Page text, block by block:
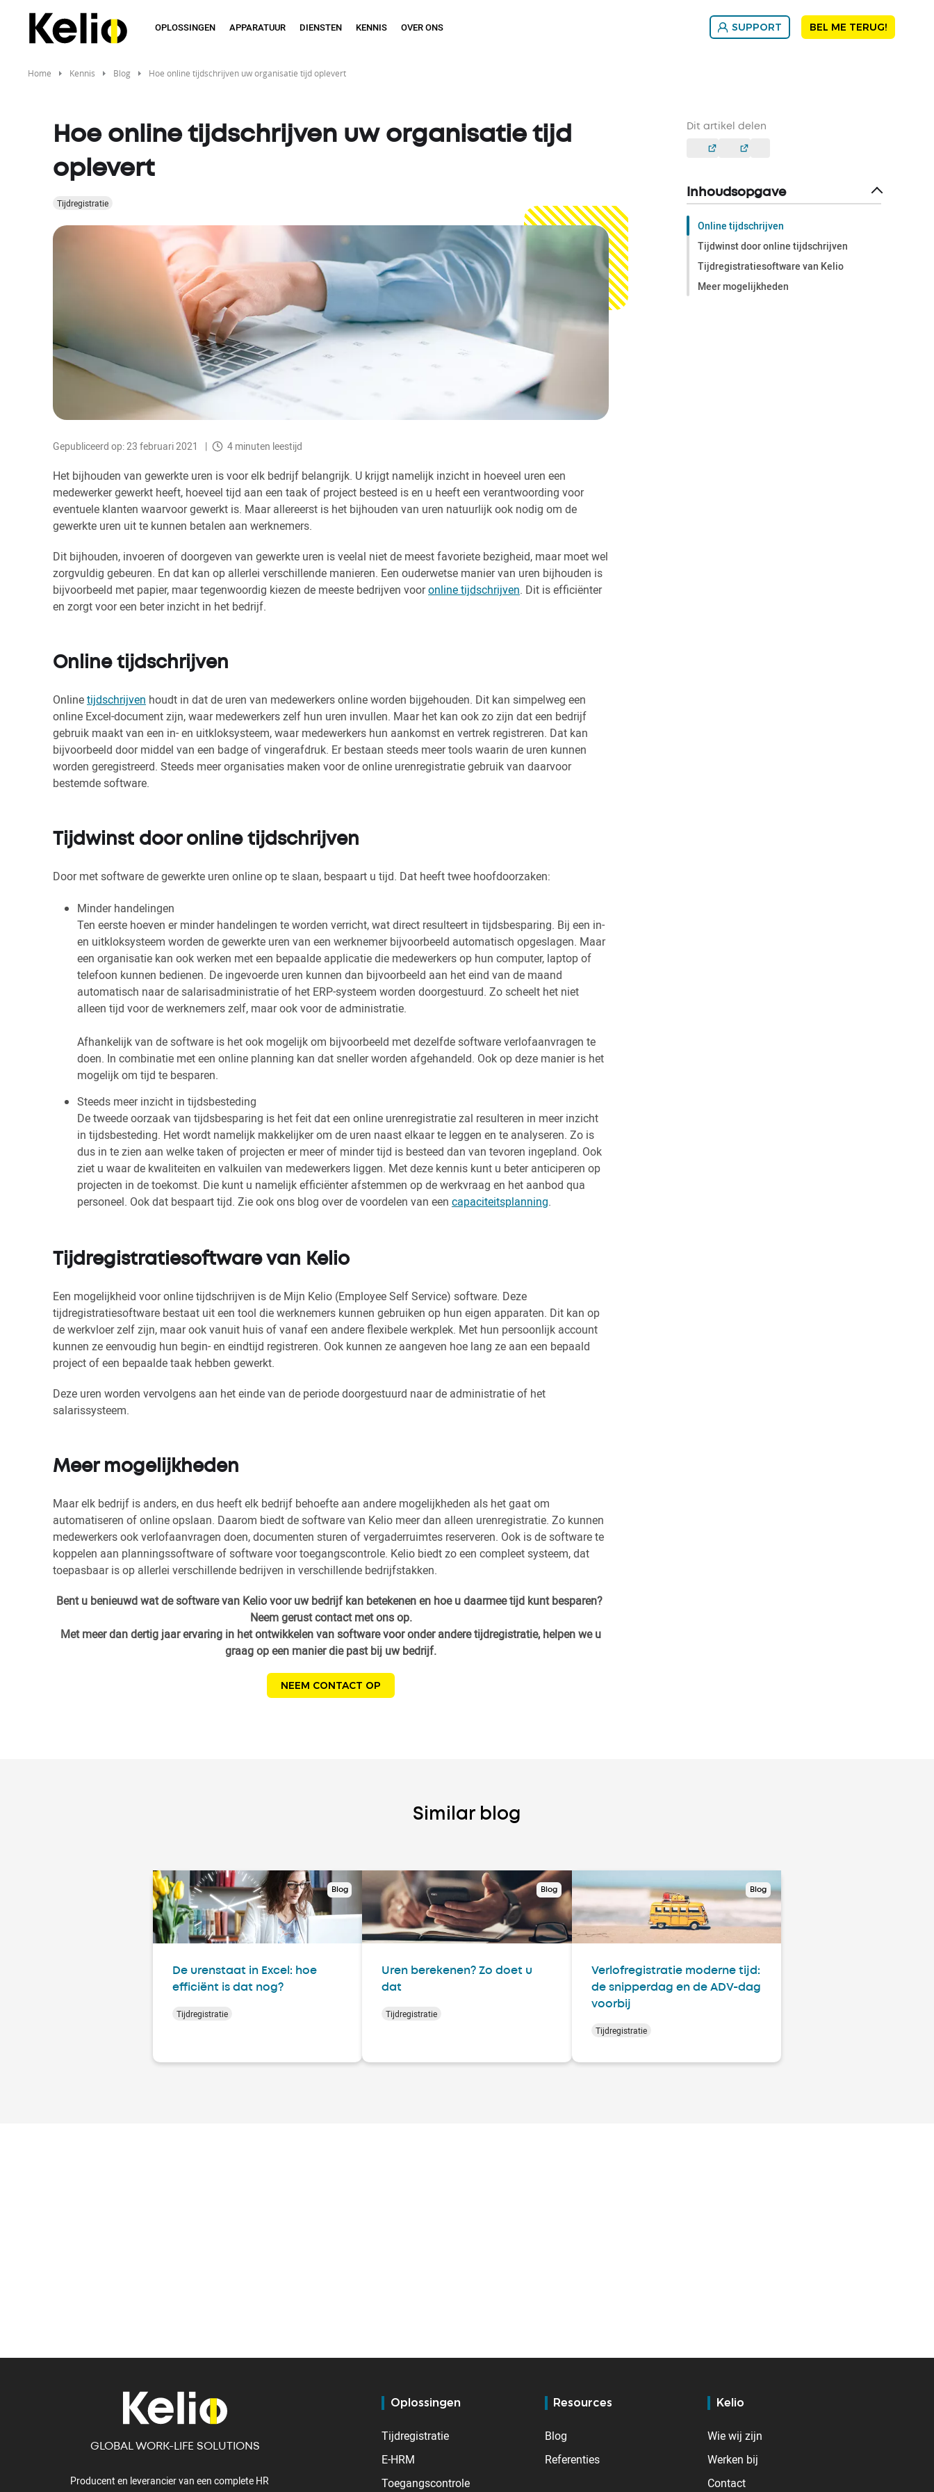
inhoud
OPLOSSINGEN APPARATUUR DIENSTEN KENNIS OVER ONS SUPPORT BEL ME TERUG!
Home Kennis Blog Hoe online tijdschrijven uw organisatie tijd oplevert
Hoe online tijdschrijven uw organisatie tijd
oplevert
Tijdregistratie
Gepubliceerd op: 23 februari 2021 4 minuten leestijd
Het bijhouden van gewerkte uren is voor elk bedrijf belangrijk. U krijgt namelijk inzicht in hoeveel uren een
medewerker gewerkt heeft, hoeveel tijd aan een taak of project besteed is en u heeft een verantwoording voor
eventuele klanten waarvoor gewerkt is. Maar allereerst is het bijhouden van uren natuurlijk ook nodig om de
gewerkte uren uit te kunnen betalen aan werknemers.
Dit bijhouden, invoeren of doorgeven van gewerkte uren is veelal niet de meest favoriete bezigheid, maar moet wel
zorgvuldig gebeuren. En dat kan op allerlei verschillende manieren. Een ouderwetse manier van uren bijhouden is
bijvoorbeeld met papier, maar tegenwoordig kiezen de meeste bedrijven vooronline tijdschrijven. Dit is efficiënter
en zorgt voor een beter inzicht in het bedrijf.
Online tijdschrijven
Onlinetijdschrijven houdt in dat de uren van medewerkers online worden bijgehouden. Dit kan simpelweg een
online Excel-document zijn, waar medewerkers zelf hun uren invullen. Maar het kan ook zo zijn dat een bedrijf
gebruik maakt van een in- en uitkloksysteem, waar medewerkers hun aankomst en vertrek registreren. Dat kan
bijvoorbeeld door middel van een badge of vingerafdruk. Er bestaan steeds meer tools waarin de uren kunnen
worden geregistreerd. Steeds meer organisaties maken voor de online urenregistratie gebruik van daarvoor
bestemde software.
Tijdwinst door online tijdschrijven
Door met software de gewerkte uren online op te slaan, bespaart u tijd. Dat heeft twee hoofdoorzaken:
Minder handelingen
Ten eerste hoeven er minder handelingen te worden verricht, wat direct resulteert in tijdsbesparing. Bij een in-
en uitkloksysteem worden de gewerkte uren van een werknemer bijvoorbeeld automatisch opgeslagen. Maar
een organisatie kan ook werken met een bepaalde applicatie die medewerkers op hun computer, laptop of
telefoon kunnen bedienen. De ingevoerde uren kunnen dan bijvoorbeeld aan het eind van de maand
automatisch naar de salarisadministratie of het ERP-systeem worden doorgestuurd. Zo scheelt het niet
alleen tijd voor de werknemers zelf, maar ook voor de administratie.
Afhankelijk van de software is het ook mogelijk om bijvoorbeeld met dezelfde software verlofaanvragen te
doen. In combinatie met een online planning kan dat sneller worden afgehandeld. Ook op deze manier is het
mogelijk om tijd te besparen.
Steeds meer inzicht in tijdsbesteding
De tweede oorzaak van tijdsbesparing is het feit dat een online urenregistratie zal resulteren in meer inzicht
in tijdsbesteding. Het wordt namelijk makkelijker om de uren naast elkaar te leggen en te analyseren. Zo is
dus in te zien aan welke taken of projecten er meer of minder tijd is besteed dan van tevoren ingepland. Ook
ziet u waar de kwaliteiten en valkuilen van medewerkers liggen. Met deze kennis kunt u beter anticiperen op
projecten in de toekomst. Die kunt u namelijk efficiënter afstemmen op de werkvraag en het aanbod qua
personeel. Ook dat bespaart tijd. Zie ook ons blog over de voordelen van een capaciteitsplanning.
Tijdregistratiesoftware van Kelio
Een mogelijkheid voor online tijdschrijven is de Mijn Kelio (Employee Self Service) software. Deze
tijdregistratiesoftware bestaat uit een tool die werknemers kunnen gebruiken op hun eigen apparaten. Dit kan op
de werkvloer zelf zijn, maar ook vanuit huis of vanaf een andere flexibele werkplek. Met hun persoonlijk account
kunnen ze eenvoudig hun begin- en eindtijd registreren. Ook kunnen ze aangeven hoe lang ze aan een bepaald
project of een bepaalde taak hebben gewerkt.
Deze uren worden vervolgens aan het einde van de periode doorgestuurd naar de administratie of het
salarissysteem.
Meer mogelijkheden
Maar elk bedrijf is anders, en dus heeft elk bedrijf behoefte aan andere mogelijkheden als het gaat om
automatiseren of online opslaan. Daarom biedt de software van Kelio meer dan alleen urenregistratie. Zo kunnen
medewerkers ook verlofaanvragen doen, documenten sturen of vergaderruimtes reserveren. Ook is de software te
koppelen aan planningssoftware of software voor toegangscontrole. Kelio biedt zo een compleet systeem, dat
toepasbaar is op allerlei verschillende bedrijven in verschillende bedrijfstakken.
Bent u benieuwd wat de software van Kelio voor uw bedrijf kan betekenen en hoe u daarmee tijd kunt besparen?
Neem gerust contact met ons op.
Met meer dan dertig jaar ervaring in het ontwikkelen van software voor onder andere tijdregistratie, helpen we u
graag op een manier die past bij uw bedrijf.
NEEM CONTACT OP
Dit artikel delen
Inhoudsopgave
Online tijdschrijven
Tijdwinst door online tijdschrijven
Tijdregistratiesoftware van Kelio
Meer mogelijkheden
Similar blog
Blog
De urenstaat in Excel: hoe
efficiënt is dat nog?
Tijdregistratie
Blog
Uren berekenen? Zo doet u
dat
Tijdregistratie
Blog
Verlofregistratie moderne tijd:
de snipperdag en de ADV-dag
voorbij
Tijdregistratie
Oplossingen
Tijdregistratie
E-HRM
Toegangscontrole
Resources
Blog
Referenties
Kelio
Wie wij zijn
Werken bij
Contact
GLOBAL WORK-LIFE SOLUTIONS
Producent en leverancier van een complete HR